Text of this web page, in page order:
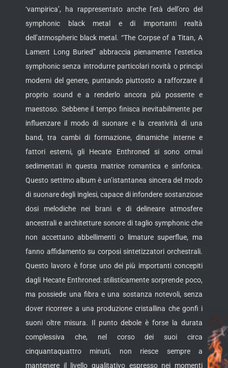
‘vampirica’, ha rappresentato anche l’età dell’oro del
symphonic black metal e di importanti realtà
dell’atmospheric black metal. “The Corpse of a Titan, A
Lament Long Buried” abbraccia pienamente l’estetica
symphonic senza introdurre particolari novità o principi
moderni del genere, puntando piuttosto a rafforzare il
proprio sound e a renderlo ancora più possente e
maestoso. Sebbene il tempo finisca inevitabilmente per
influenzare il modo di suonare e la creatività di una
band, tra cambi di formazione, dinamiche interne e
fattori esterni, gli Hecate Enthroned si sono ormai
sedimentati in questa matrice romantica e sinfonica.
Questo settimo album è un’istantanea sincera del modo
di suonare degli inglesi, capace di infondere sostanziose
dosi melodiche nei brani e di delineare atmosfere
ancestrali e architetture sonore di taglio symphonic che
non accettano abbellimenti o limature superflue, ma
fanno affidamento su corposi sintetizzatori orchestrali.
Questo lavoro è forse uno dei più importanti concepiti
dagli Hecate Enthroned: stilisticamente sorprende poco,
ma possiede una fibra e una sostanza notevoli, senza
dover ricorrere a una produzione cristallina che gonfi i
suoni oltre misura. Il punto debole è forse la durata
complessiva che, nel corso dei suoi circa
cinquantaquattro minuti, non riesce sempre a
mantenere il livello qualitativo espresso nei momenti